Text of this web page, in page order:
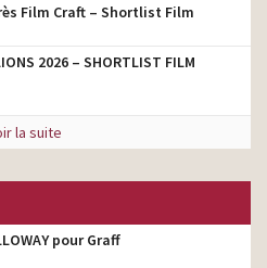
Film Craft – Shortlist Film
2026 – SHORTLIST FILM
la suite
pour Graff